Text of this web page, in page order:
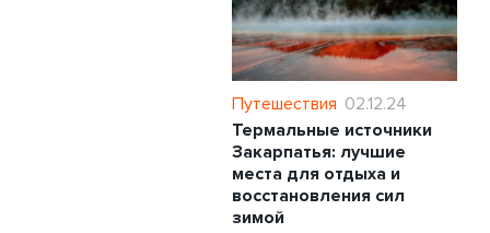
Путешествия 02.12.24
Термальные источники
Закарпатья: лучшие
места для отдыха и
восстановления сил
зимой